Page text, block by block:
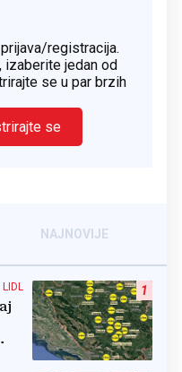
registracija.
izaberite jedan od
se u par brzih
se
NAJNOVIJE
1